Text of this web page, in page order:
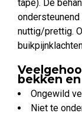
tape). De
nuttig/prettig.
bekken
Ongewild
Niet te